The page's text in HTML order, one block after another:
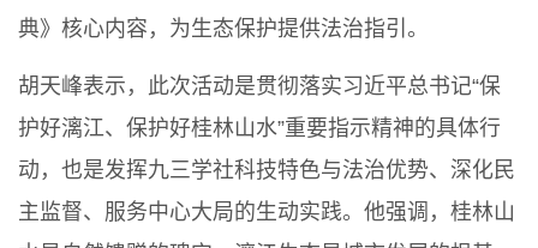
典》核心内容，为生态保护提供法治指引。
胡天峰表示，此次活动是贯彻落实习近平总书记“保
护好漓江、保护好桂林山水”重要指示精神的具体行
动，也是发挥九三学社科技特色与法治优势、深化民
主监督、服务中心大局的生动实践。他强调，桂林山